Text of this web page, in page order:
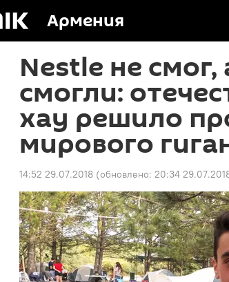
Армения
Nestle не
смогли:
хaу решилo
мирового
14:52 29.07.2018 (обновлено: 20:34